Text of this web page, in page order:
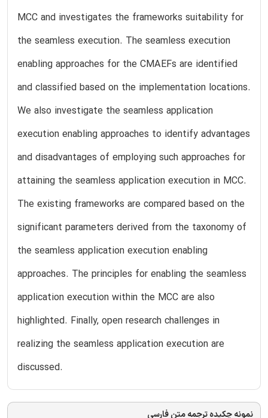
MCC and investigates the frameworks suitability for
the seamless execution. The seamless execution
enabling approaches for the CMAEFs are identified
and classified based on the implementation locations.
We also investigate the seamless application
execution enabling approaches to identify advantages
and disadvantages of employing such approaches for
attaining the seamless application execution in MCC.
The existing frameworks are compared based on the
significant parameters derived from the taxonomy of
the seamless application execution enabling
approaches. The principles for enabling the seamless
application execution within the MCC are also
highlighted. Finally, open research challenges in
realizing the seamless application execution are
discussed.
نمونه چکیده ترجمه متن فارسی